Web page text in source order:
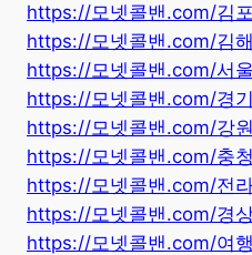
https://모넷콜밴.com/김
https://모넷콜밴.com/김
https://모넷콜밴.com/서
https://모넷콜밴.com/경
https://모넷콜밴.com/강
https://모넷콜밴.com/충
https://모넷콜밴.com/전
https://모넷콜밴.com/경
https://모넷콜밴.com/여